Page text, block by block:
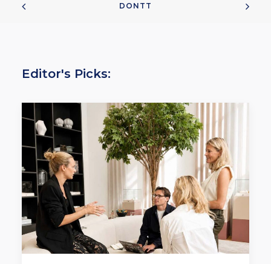
DONTT
Editor's Picks: